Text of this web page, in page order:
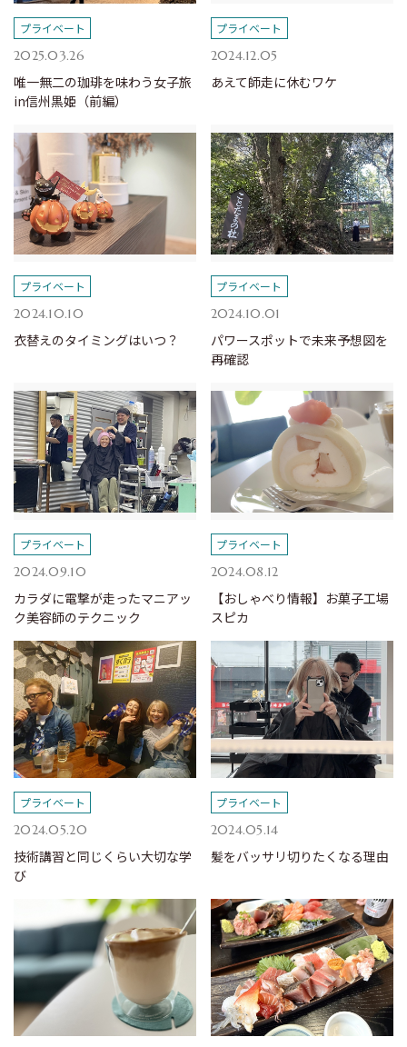
プライベート
2025.03.26
唯一無二の珈琲を味わう女子旅
in信州黒姫（前編）
プライベート
2024.12.05
あえて師走に休むワケ
プライベート
2024.10.10
衣替えのタイミングはいつ？
プライベート
2024.10.01
パワースポットで未来予想図を
再確認
プライベート
2024.09.10
カラダに電撃が走ったマニアッ
ク美容師のテクニック
プライベート
2024.08.12
【おしゃべり情報】お菓子工場
スピカ
プライベート
2024.05.20
技術講習と同じくらい大切な学
び
プライベート
2024.05.14
髪をバッサリ切りたくなる理由